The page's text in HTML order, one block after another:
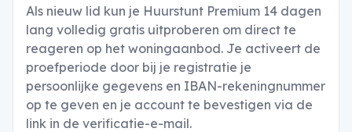
Als nieuw lid kun je Huurstunt Premium 14 dagen
lang volledig gratis uitproberen om direct te
reageren op het woningaanbod. Je activeert de
proefperiode door bij je registratie je
persoonlijke gegevens en IBAN-rekeningnummer
op te geven en je account te bevestigen via de
link in de verificatie-e-mail.